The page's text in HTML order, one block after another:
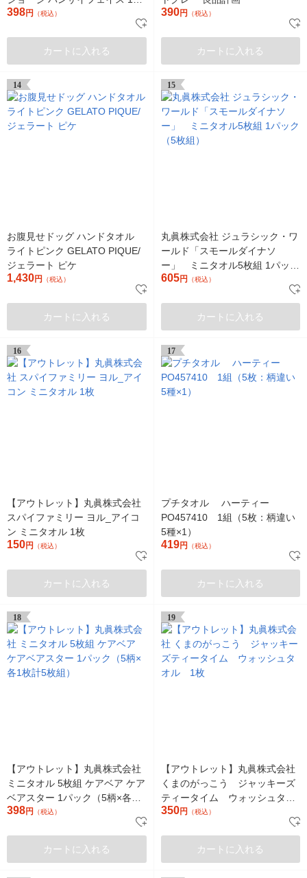
ック（2柄×各1枚計2枚組）
398円 （税込）
カートに入れる
390円 （税込）
カートに入れる
14
お腹見せドッグ ハンドタオル
ライトピンク GELATO PIQUE/
ジェラート ピケ
1,430円 （税込）
カートに入れる
15
丸眞株式会社 ジュラシック・ワ
ールド「スモールダイナソ
ー」 ミニタオル5枚組 1パック
（5枚組）
605円 （税込）
カートに入れる
16
【アウトレット】丸眞株式会社
スパイファミリー ヨル_アイコ
ン ミニタオル 1枚
150円 （税込）
カートに入れる
17
プチタオル ハーティー
PO457410 1組（5枚：柄違い
5種×1）
419円 （税込）
カートに入れる
18
【アウトレット】丸眞株式会社
ミニタオル 5枚組 ケアベア ケア
ベアスター 1パック（5柄×各1
枚計5枚組）
398円 （税込）
カートに入れる
19
【アウトレット】丸眞株式会社
くまのがっこう ジャッキーズ
ティータイム ウォッシュタオ
ル 1枚
350円 （税込）
カートに入れる